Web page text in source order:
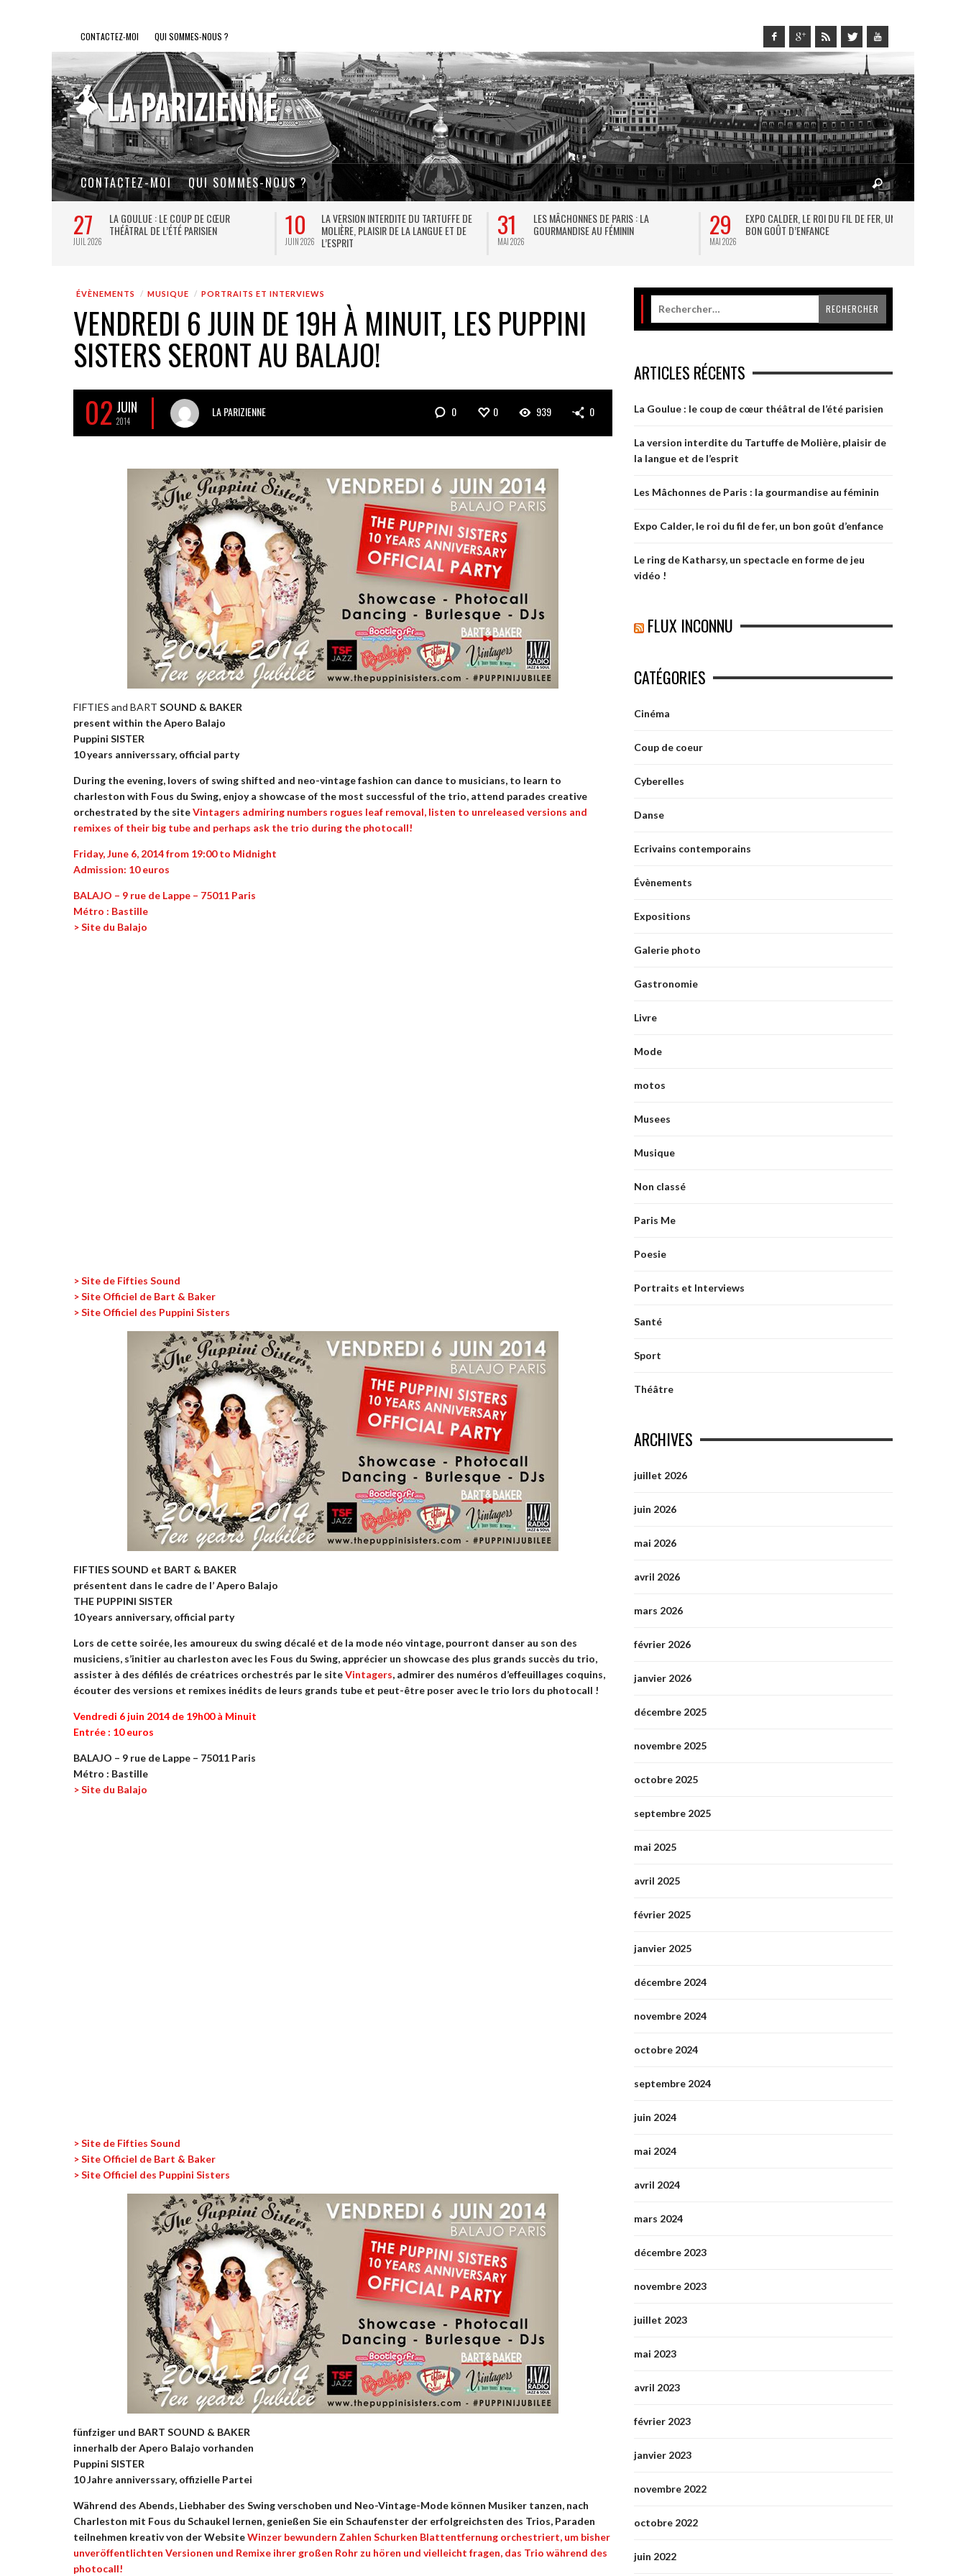
CONTACTEZ-MOI QUI SOMMES-NOUS ?
CONTACTEZ-MOI QUI SOMMES-NOUS ?
27
JUIL 2026
LA GOULUE : LE COUP DE CŒUR
THÉÂTRAL DE L’ÉTÉ PARISIEN
10
JUIN 2026
LA VERSION INTERDITE DU TARTUFFE DE
MOLIÈRE, PLAISIR DE LA LANGUE ET DE
L’ESPRIT
31
MAI 2026
LES MÂCHONNES DE PARIS : LA
GOURMANDISE AU FÉMININ
29
MAI 2026
EXPO CALDER, LE ROI DU FIL DE FER, UN
BON GOÛT D’ENFANCE
ÉVÈNEMENTS MUSIQUE PORTRAITS ET INTERVIEWS
VENDREDI 6 JUIN DE 19H À MINUIT, LES PUPPINI
SISTERS SERONT AU BALAJO!
02 JUIN
2014
LA PARIZIENNE 0 0 939 0
FIFTIES and BART SOUND & BAKER
present within the Apero Balajo
Puppini SISTER
10 years anniverssary, official party
During the evening, lovers of swing shifted and neo-vintage fashion can dance to musicians, to learn to
charleston with Fous du Swing, enjoy a showcase of the most successful of the trio, attend parades creative
orchestrated by the siteVintagers admiring numbers rogues leaf removal, listen to unreleased versions and
remixes of their big tube and perhaps ask the trio during the photocall!
Friday, June 6, 2014 from 19:00 to Midnight
Admission: 10 euros
BALAJO – 9 rue de Lappe – 75011 Paris
Métro : Bastille
> Site du Balajo
> Site de Fifties Sound
> Site Officiel de Bart & Baker
> Site Officiel des Puppini Sisters
FIFTIES SOUND et BART & BAKER
présentent dans le cadre de l’ Apero Balajo
THE PUPPINI SISTER
10 years anniversary, official party
Lors de cette soirée, les amoureux du swing décalé et de la mode néo vintage, pourront danser au son des
musiciens, s’initier au charleston avec les Fous du Swing, apprécier un showcase des plus grands succès du trio,
assister à des défilés de créatrices orchestrés par le siteVintagers, admirer des numéros d’effeuillages coquins,
écouter des versions et remixes inédits de leurs grands tube et peut-être poser avec le trio lors du photocall !
Vendredi 6 juin 2014 de 19h00 à Minuit
Entrée : 10 euros
BALAJO – 9 rue de Lappe – 75011 Paris
Métro : Bastille
> Site du Balajo
> Site de Fifties Sound
> Site Officiel de Bart & Baker
> Site Officiel des Puppini Sisters
fünfziger und BART SOUND & BAKER
innerhalb der Apero Balajo vorhanden
Puppini SISTER
10 Jahre anniverssary, offizielle Partei
Während des Abends, Liebhaber des Swing verschoben und Neo-Vintage-Mode können Musiker tanzen, nach
Charleston mit Fous du Schaukel lernen, genießen Sie ein Schaufenster der erfolgreichsten des Trios, Paraden
teilnehmen kreativ von der WebsiteWinzer bewundern Zahlen Schurken Blattentfernung orchestriert, um bisher
unveröffentlichten Versionen und Remixe ihrer großen Rohr zu hören und vielleicht fragen, das Trio während des
photocall!
ARTICLES RÉCENTS
La Goulue : le coup de cœur théâtral de l’été parisien
La version interdite du Tartuffe de Molière, plaisir de
la langue et de l’esprit
Les Mâchonnes de Paris : la gourmandise au féminin
Expo Calder, le roi du fil de fer, un bon goût d’enfance
Le ring de Katharsy, un spectacle en forme de jeu
vidéo !
FLUX INCONNU
CATÉGORIES
Cinéma
Coup de coeur
Cyberelles
Danse
Ecrivains contemporains
Évènements
Expositions
Galerie photo
Gastronomie
Livre
Mode
motos
Musees
Musique
Non classé
Paris Me
Poesie
Portraits et Interviews
Santé
Sport
Théâtre
ARCHIVES
juillet 2026
juin 2026
mai 2026
avril 2026
mars 2026
février 2026
janvier 2026
décembre 2025
novembre 2025
octobre 2025
septembre 2025
mai 2025
avril 2025
février 2025
janvier 2025
décembre 2024
novembre 2024
octobre 2024
septembre 2024
juin 2024
mai 2024
avril 2024
mars 2024
décembre 2023
novembre 2023
juillet 2023
mai 2023
avril 2023
février 2023
janvier 2023
novembre 2022
octobre 2022
juin 2022